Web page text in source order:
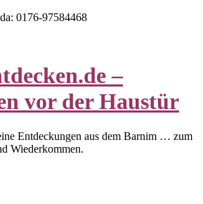
0176-97584468
–
vor der Haustür
Entdeckungen aus dem Barnim … zum
Wiederkommen.